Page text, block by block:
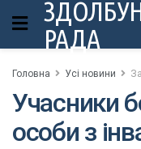
РАДА
Головна Усі новини
Учасники
особи з